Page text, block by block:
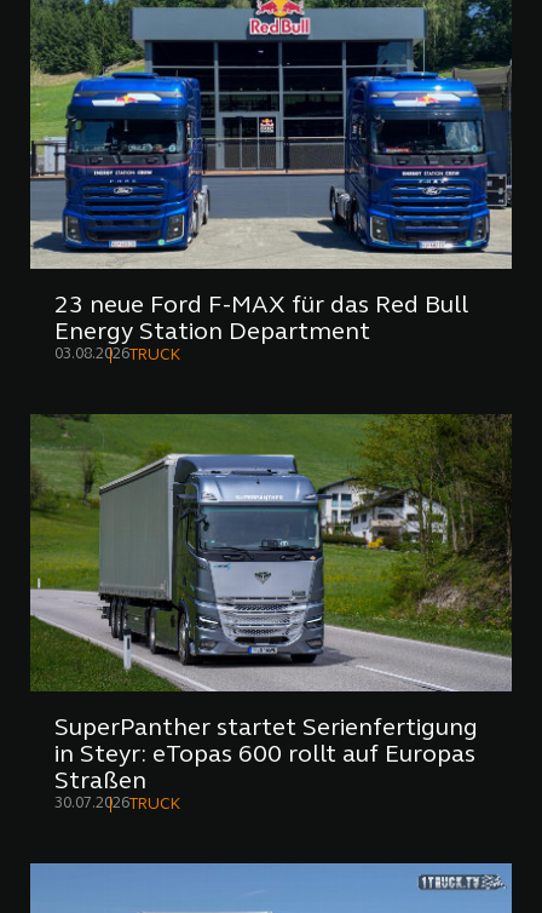
23 neue Ford F-MAX für das Red Bull
Energy Station Department
03.08.2026TRUCK
SuperPanther startet Serienfertigung
in Steyr: eTopas 600 rollt auf Europas
Straßen
30.07.2026TRUCK